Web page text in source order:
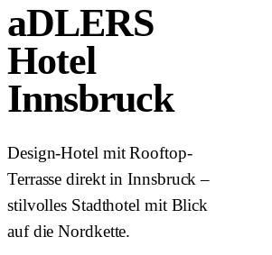
aDLERS
Hotel
Innsbruck
Design-Hotel mit Rooftop-
Terrasse direkt in Innsbruck –
stilvolles Stadthotel mit Blick
auf die Nordkette.